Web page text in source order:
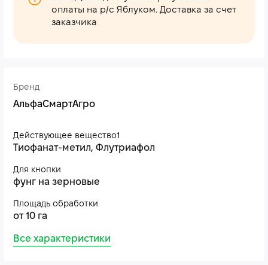
Бренд
АльфаСмартАгро
Действующее вещество1
Тиофанат-метил, Флутриафол
Для кнопки
фунг на зерновые
Площадь обработки
от 10 га
Все характеристики
оплаты на р/с Яблуком. Доставка за счет
заказчика